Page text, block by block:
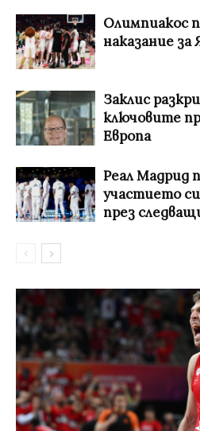
Олимпиакос
наказание за
Заклис
ключовите
Европа
Реал Мадрид
участието
през